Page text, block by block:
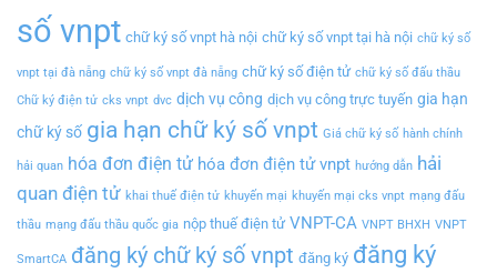
số vnpt chữ ký số vnpt hà nội chữ ký số vnpt tại hà nội chữ ký số
vnpt tại đà nẵng chữ ký số vnpt đà nẵng chữ ký số điện tử chữ ký số đấu thầu
Chữ ký điện tử cks vnpt dvc dịch vụ công dịch vụ công trực tuyến gia hạn
chữ ký số gia hạn chữ ký số vnpt Giá chữ ký số hành chính
hải quan hóa đơn điện tử hóa đơn điện tử vnpt hướng dẫn hải
quan điện tử khai thuế điện tử khuyến mại khuyến mại cks vnpt mạng đấu
thầu mạng đấu thầu quốc gia nộp thuế điện tử VNPT-CA VNPT BHXH VNPT
SmartCA đăng ký chữ ký số vnpt đăng ký đăng ký